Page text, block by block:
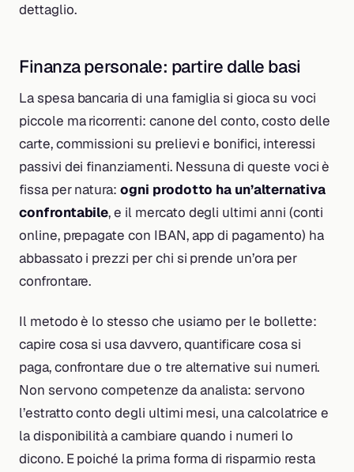
dettaglio.
Finanza personale: partire dalle basi
La spesa bancaria di una famiglia si gioca su voci
piccole ma ricorrenti: canone del conto, costo delle
carte, commissioni su prelievi e bonifici, interessi
passivi dei finanziamenti. Nessuna di queste voci è
fissa per natura:ogni prodotto ha un’alternativa
confrontabile, e il mercato degli ultimi anni (conti
online, prepagate con IBAN, app di pagamento) ha
abbassato i prezzi per chi si prende un’ora per
confrontare.
Il metodo è lo stesso che usiamo per le bollette:
capire cosa si usa davvero, quantificare cosa si
paga, confrontare due o tre alternative sui numeri.
Non servono competenze da analista: servono
l’estratto conto degli ultimi mesi, una calcolatrice e
la disponibilità a cambiare quando i numeri lo
dicono. E poiché la prima forma di risparmio resta